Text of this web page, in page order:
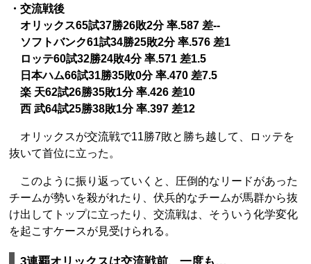
・交流戦後
オリックス65試37勝26敗2分 率.587 差--
ソフトバンク61試34勝25敗2分 率.576 差1
ロッテ60試32勝24敗4分 率.571 差1.5
日本ハム66試31勝35敗0分 率.470 差7.5
楽 天62試26勝35敗1分 率.426 差10
西 武64試25勝38敗1分 率.397 差12
オリックスが交流戦で11勝7敗と勝ち越して、ロッテを
抜いて首位に立った。
このように振り返っていくと、圧倒的なリードがあった
チームが勢いを殺がれたり、伏兵的なチームが馬群から抜
け出してトップに立ったり、交流戦は、そういう化学変化
を起こすケースが見受けられる。
3連覇オリックスは交流戦前、一度も…